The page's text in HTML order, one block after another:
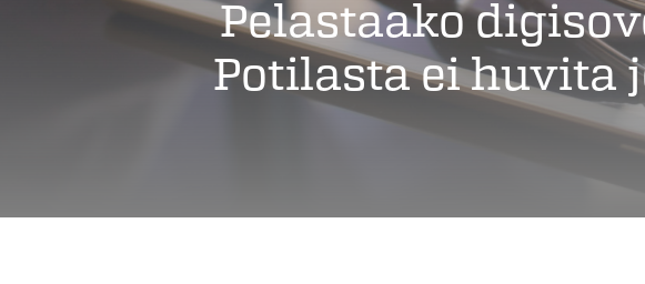
Pelastaako
Potilasta ei huvita